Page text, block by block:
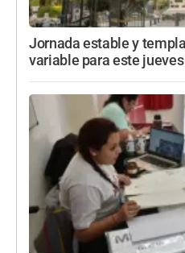
Jornada estable y
variable para este